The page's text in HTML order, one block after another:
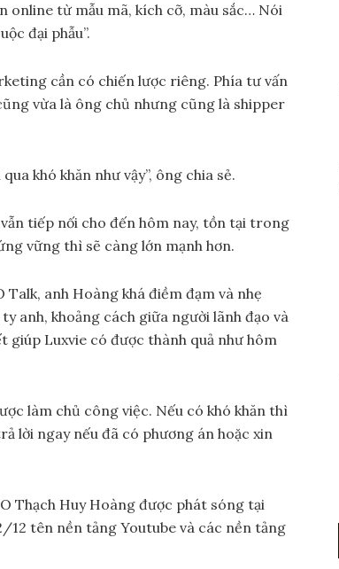
từ mẫu mã, kích cỡ, màu sắc… Nói
đại phẫu”.
cần có chiến lược riêng. Phía tư vấn
vừa là ông chủ nhưng cũng là shipper
khó khăn như vậy”, ông chia sẻ.
tiếp nối cho đến hôm nay, tồn tại trong
vững thì sẽ càng lớn mạnh hơn.
anh Hoàng khá điềm đạm và nhẹ
anh, khoảng cách giữa người lãnh đạo và
giúp Luxvie có được thành quả như hôm
làm chủ công việc. Nếu có khó khăn thì
lời ngay nếu đã có phương án hoặc xin
Thạch Huy Hoàng được phát sóng tại
12 tên nền tảng Youtube và các nền tảng